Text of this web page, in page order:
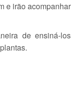
e irão acompanhar
de ensiná-los